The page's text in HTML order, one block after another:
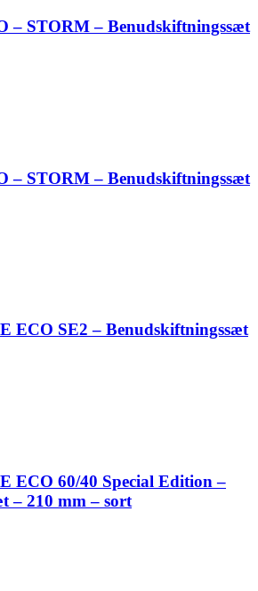
– STORM – Benudskiftningssæt
– STORM – Benudskiftningssæt
ECO SE2 – Benudskiftningssæt
ECO 60/40 Special Edition –
– 210 mm – sort